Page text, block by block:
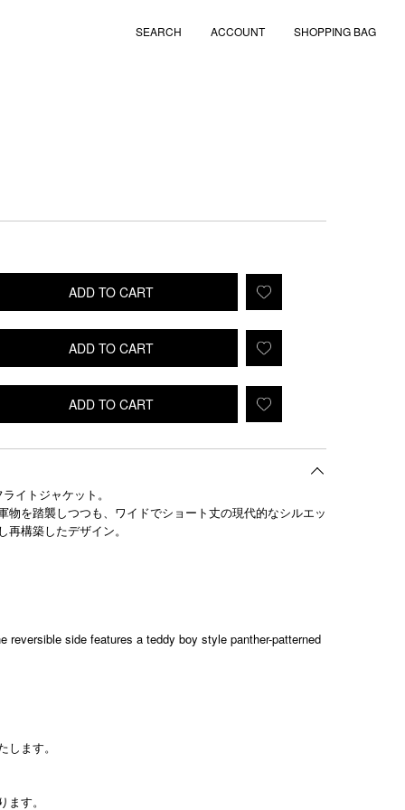
SEARCH ACCOUNT SHOPPING BAG
ADD TO CART
ADD TO CART
ADD TO CART
イトジャケット。
物を踏襲しつつも、ワイドでショート丈の現代的なシルエッ
構築したデザイン。
reversible side features a teddy boy style panther-patterned
ます。
す。